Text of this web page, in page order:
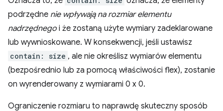
podrzędne nie wpływają na rozmiar elementu
nadrzędnego i że zostaną użyte wymiary zadeklarowane
lub wywnioskowane. W konsekwencji, jeśli ustawisz
contain: size , ale nie określisz wymiarów elementu
(bezpośrednio lub za pomocą właściwości flex), zostanie
on wyrenderowany z wymiarami 0 x 0.
Ograniczenie rozmiaru to naprawdę skuteczny sposób